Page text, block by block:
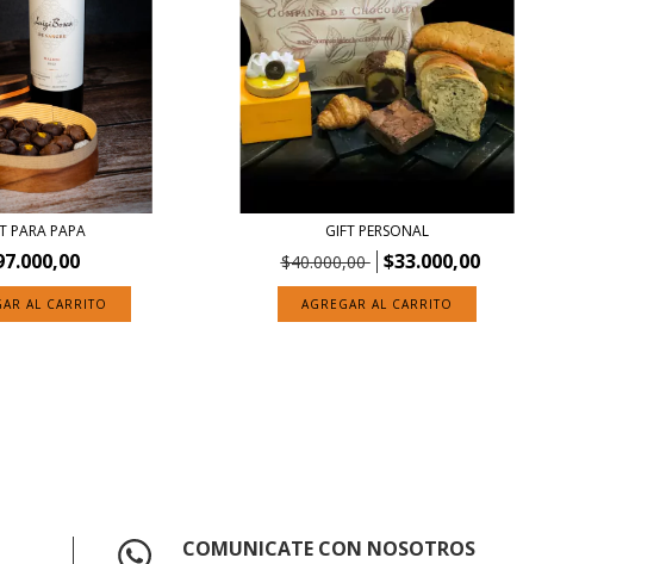
PARA PAPA GIFT PERSONAL
$40.000,00 $33.000,00
AGREGAR AL CARRITO
COMUNICATE CON NOSOTROS